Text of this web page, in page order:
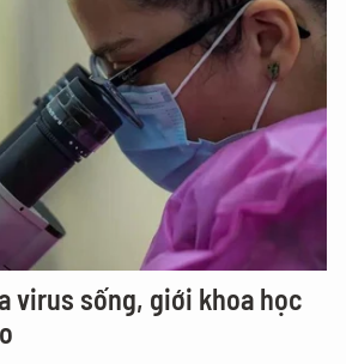
virus sống, giới khoa học